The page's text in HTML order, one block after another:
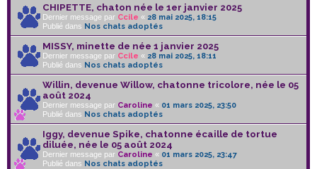
CHIPETTE, chaton née le 1er janvier 2025
Dernier message par Ccile « 28 mai 2025, 18:15
Publié dans Nos chats adoptés
MISSY, minette de née 1 janvier 2025
Dernier message par Ccile « 28 mai 2025, 18:11
Publié dans Nos chats adoptés
Willin, devenue Willow, chatonne tricolore, née le 05
août 2024
Dernier message par Caroline « 01 mars 2025, 23:50
Publié dans Nos chats adoptés
Iggy, devenue Spike, chatonne écaille de tortue
diluée, née le 05 août 2024
Dernier message par Caroline « 01 mars 2025, 23:47
Publié dans Nos chats adoptés